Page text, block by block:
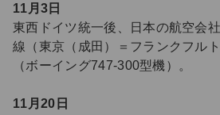
11月3日
東西ドイツ統一後、日本の航空会
線（東京（成田）＝フランクフル
（ボーイング747-300型機）。
11月20日